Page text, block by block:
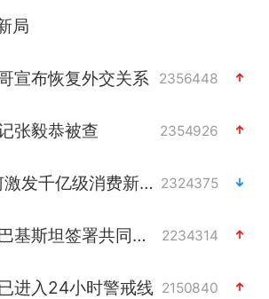
局
宣布恢复外交关系 2356448
张毅恭被查 2354926
“电影+”如何激发千亿级消费新活力？ 2324375
沙特土耳其巴基斯坦签署共同防务协议 2234314
进入24小时警戒线 2150840